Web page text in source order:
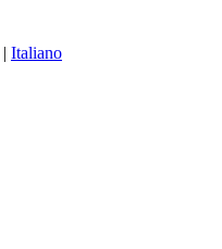
| Italiano